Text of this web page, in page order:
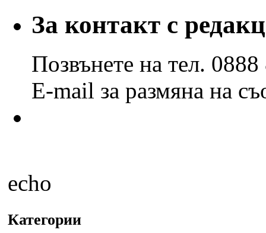
и
месеци
За контакт с
Позвънете на тел.
E-mail за размяна на
echo
Категории